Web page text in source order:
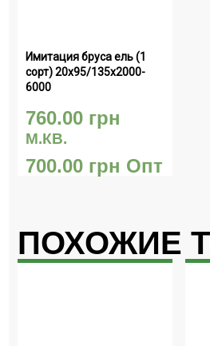
Имитация бруса ель (1
сорт) 20х95/135х2000-
6000
760.00 грн
М.КВ.
700.00 грн Опт
ПОХОЖИЕ